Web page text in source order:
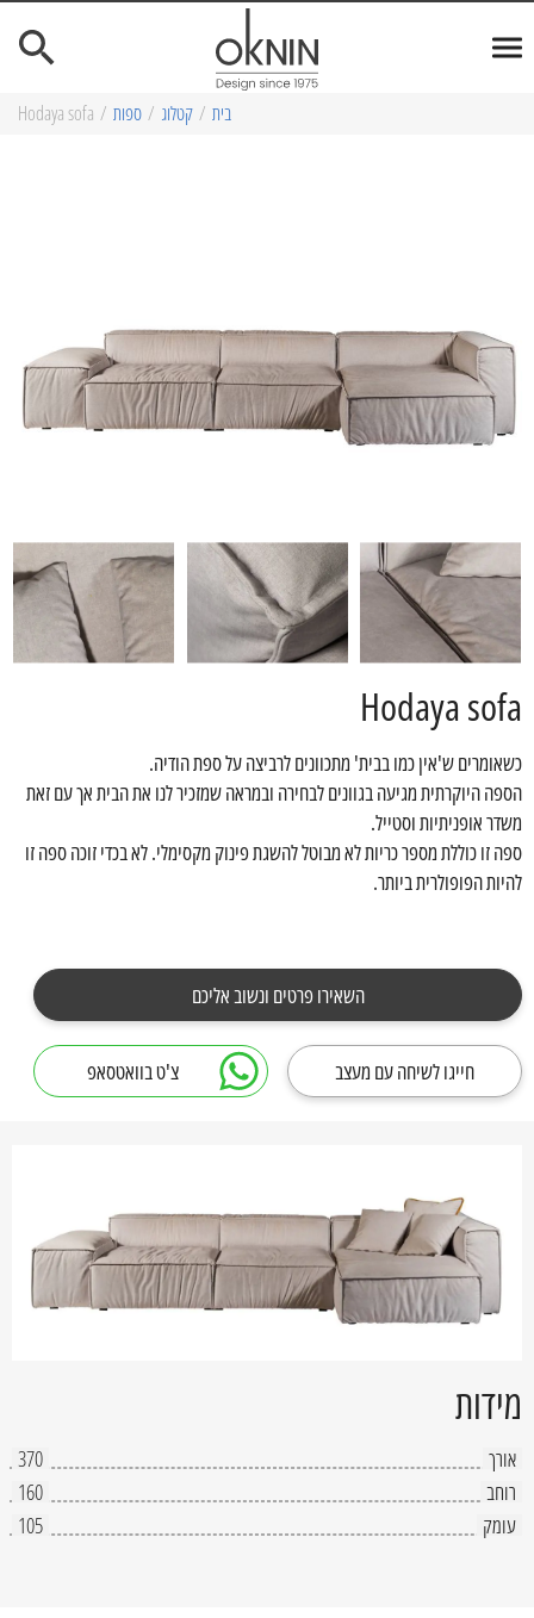
בית / קטלוג / ספות /
Hodaya sofa
Hodaya sofa
כשאומרים ש'אין כמו בבית' מתכוונים לרביצה על ספת הודיה.
הספה היוקרתית מגיעה בגוונים לבחירה ובמראה שמזכיר לנו את הבית אך עם זאת
משדר אופניתיות וסטייל.
ספה זו כוללת מספר כריות לא מבוטל להשגת פינוק מקסימלי. לא בכדי זוכה ספה זו
להיות הפופולרית ביותר.
השאירו פרטים ונשוב אליכם
חייגו לשיחה עם מעצב צ'ט בוואטסאפ
מידות
אורך
370
רוחב
160
עומק
105